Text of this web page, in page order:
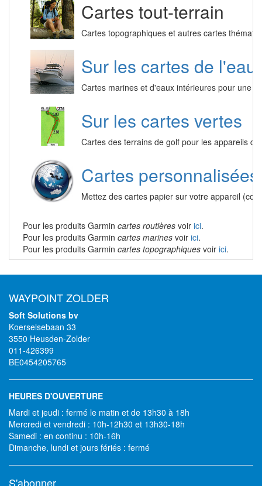
Cartes tout-terrain
Cartes topographiques et autres cartes
Sur les cartes de l'eau
Cartes marines et d'eaux intérieures pour une
Sur les cartes vertes
Cartes des terrains de golf pour les appareils
Cartes personnalisées
Mettez des cartes papier sur votre appareil
Pour les produits Garmin cartes routières voir ici.
Pour les produits Garmin cartes marines voir ici.
Pour les produits Garmin cartes topographiques voir ici.
WAYPOINT ZOLDER
Soft Solutions bv
Koerselsebaan 33
3550 Heusden-Zolder
011-426399
BE0454205765
HEURES D'OUVERTURE
Mardi et jeudi : fermé le matin et de 13h30 à 18h
Mercredi et vendredi : 10h-12h30 et 13h30-18h
Samedi : en continu : 10h-16h
Dimanche, lundi et jours fériés : fermé
S'abonner